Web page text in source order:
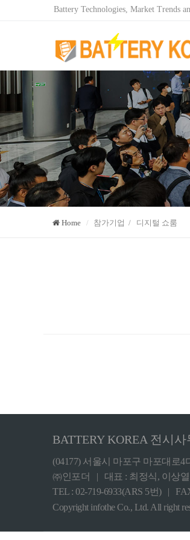
Battery Technologies, Market Trends
Home 참가기업 / 디지털 쇼룸
BATTERY KOREA 전시사
(04177) 서울시 마포구 마포대로4
㈜인포더 | 대표 : 최정식, 이상
TEL : 02-719-6933(ARS 5번) |
Copyright infothe Co., Ltd. All right